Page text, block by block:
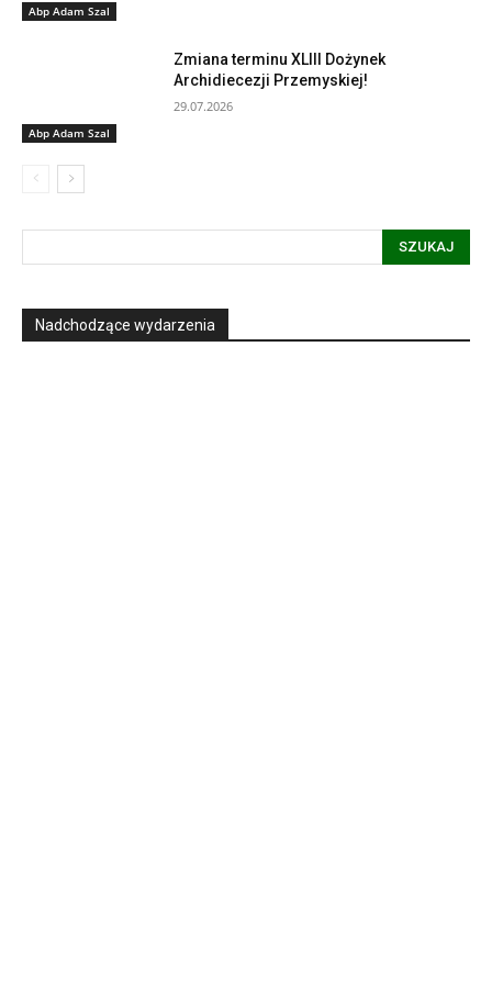
Abp Adam Szal
Abp Adam Szal
Zmiana terminu XLIII Dożynek
Archidiecezji Przemyskiej!
29.07.2026
SZUKAJ
Nadchodzące wydarzenia